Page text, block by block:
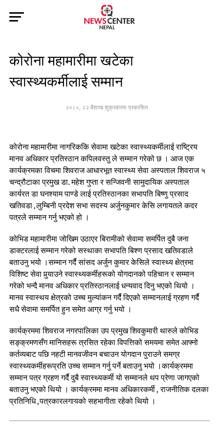
कोरोना महामारीमा खटेका
स्वास्थ्यकर्मीलाई सम्मान
२०८०, २२ बैशाख शुक्रबारमा प्रकाशित
कोरोना महामारीमा नागरिककि सेवामा खटेका स्वास्थ्यकर्मीलाई राष्ट्रिय
मानव अधिकार प्रतिस्ठान कपिलवस्तु ले सम्मान गरेको छ । आज एक
कार्यक्रमका विचमा शिवराज आधारभूत स्वास्थ्य सेवा अस्पताल शिवराज ५
चन्द्रौटाका प्रमुख डा. महेश गुप्ता र सन्जिवनी सामुदायिक अस्पताल
कार्यरत डा घनश्याम पाण्डे लाई प्रतिस्ठानका सभापति बिष्णु प्रसाद
खतिवडा ,लुम्बिनी प्रदेश सभा सदस्य अर्जुनकुमार केसि लगायतले कदर
पत्रले सम्मान गर्नु भएको हो ।
कोभिड महामारीमा जोखिम उठाएर बिरामीको सेवामा समर्पित दुबै जना
डाक्टरलाई सम्मान गरेको सस्थाका सभापति बिश्ण प्रसाद खतिवडाले
बताउनु भयो ।सम्मान गर्दै सांसद अर्जुन कुमार केसिले स्वास्थ्य क्षेत्रमा
विशिष्ट सेवा पुर्‍याउने स्वास्थ्यकर्मीहरूको योगदानको पहिचान र सम्मान
गरेको भन्दै मानव अधिकार प्रतिस्ठानलाई धन्यवाद दिनु भएको थियो ।
मानव स्वास्थय क्षेत्रको उच्च मुल्यांकन गर्दै दिएको सम्मानलाई ग्रहण गर्दै
सधै सेवामा समर्पित हुन समेत आग्र गर्नु भयो ।
कार्यक्रममा शिवराज नगरपालिका उप प्रमुख शिवकुमारी थारुले कोभिड
सङ्क्रमणसँग मानिसहरू त्रसित रहेका विपत्तिको समयमा समेत आफ्नो
कर्तव्यबाट पछि नहटी मानवजीवन बचाउन योगदान पुराउने समग्र
स्वास्थ्यकर्मीहरूप्रति उच्च सम्मान गर्नु पर्ने बताउनु भयो ।कार्यक्रममा
सम्मान पत्र ग्रहण गर्दै दुबै स्वास्थ्यकर्मी यो सम्मानले थप प्रेणा जागएको
बताउनु भएको थियो । कार्यक्रममा मानव अधिकारकर्मी , राजनीतिक दलका
प्रतिनिधि ,पत्रकारलगायको सहभागीता रहेको थियो ।